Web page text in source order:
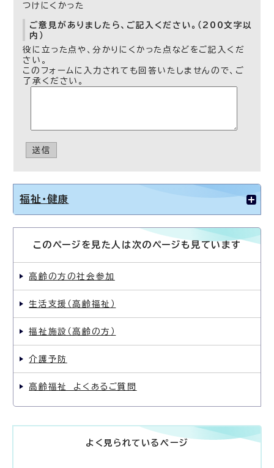
つけにくかった
ご意見がありましたら、ご記入ください。（200文字以
内）
役に立った点や、分かりにくかった点などをご記入くだ
さい。
このフォームに入力されても回答いたしませんので、ご
了承ください。
送信
福祉・健康
このページを見た人は次のページも見ています
高齢の方の社会参加
生活支援（高齢福祉）
福祉施設（高齢の方）
介護予防
高齢福祉 よくあるご質問
よく見られているページ